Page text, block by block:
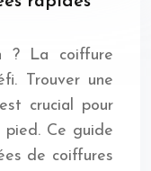
? La coiffure
Trouver une
crucial pour
pied. Ce guide
de coiffures